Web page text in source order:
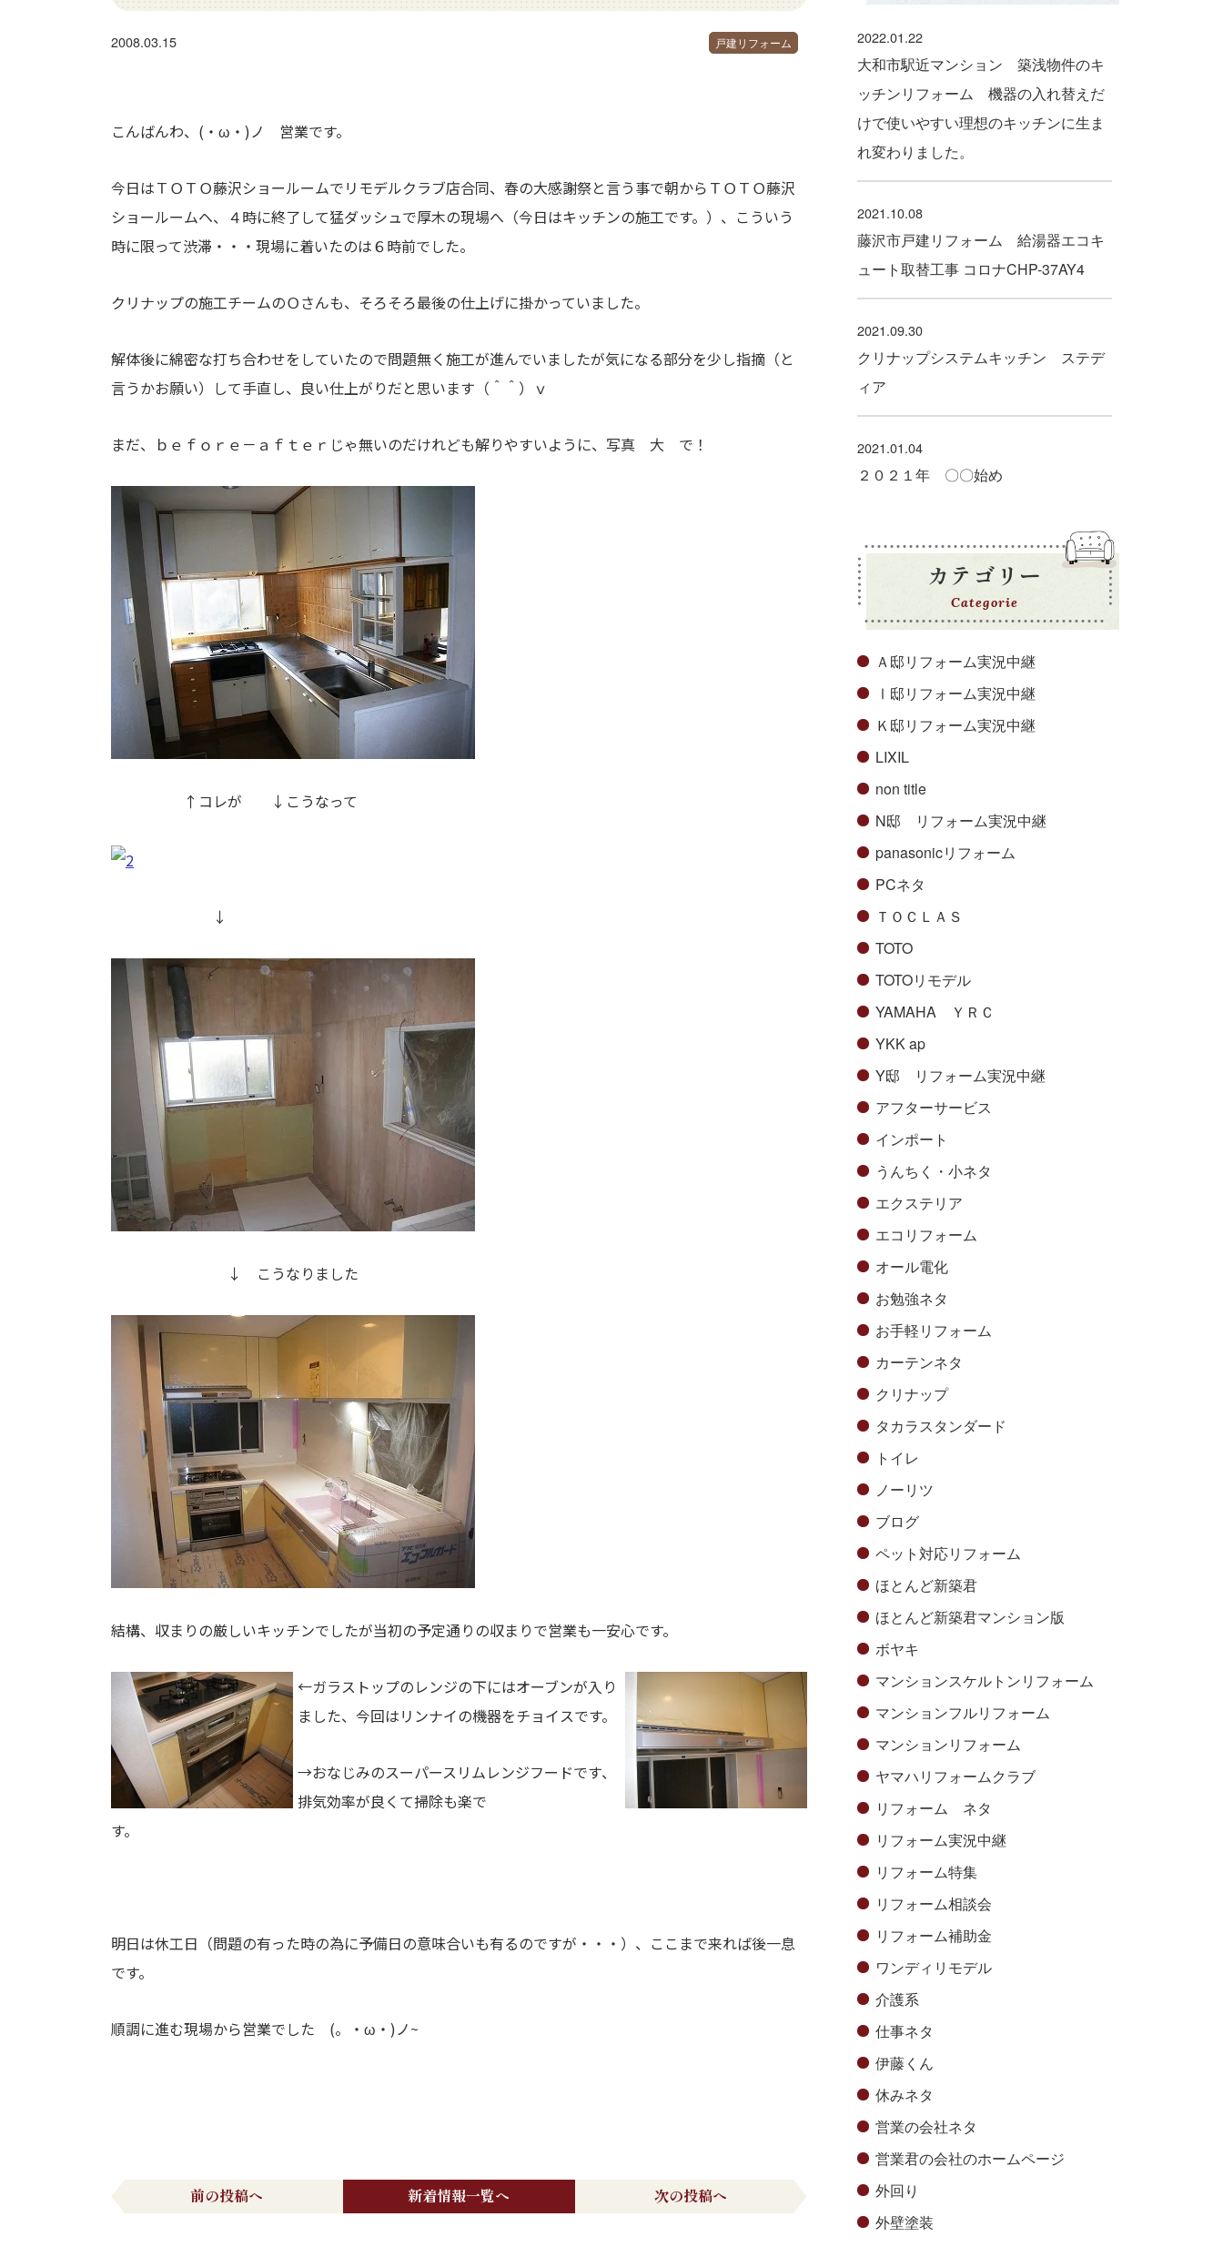
2008.03.15 戸建リフォーム
こんばんわ、(・ω・)ノ 営業です。
今日はＴＯＴＯ藤沢ショールームでリモデルクラブ店合同、春の大感謝祭と言う事で朝からＴＯＴＯ藤沢
ショールームヘ、４時に終了して猛ダッシュで厚木の現場へ（今日はキッチンの施工です。）、こういう
時に限って渋滞・・・現場に着いたのは６時前でした。
クリナップの施工チームのＯさんも、そろそろ最後の仕上げに掛かっていました。
解体後に綿密な打ち合わせをしていたので問題無く施工が進んでいましたが気になる部分を少し指摘（と
言うかお願い）して手直し、良い仕上がりだと思います（＾＾）ｖ
まだ、ｂｅｆｏｒｅ－ａｆｔｅｒじゃ無いのだけれども解りやすいように、写真 大 で！
↑コレが ↓こうなって
↓
↓ こうなりました
結構、収まりの厳しいキッチンでしたが当初の予定通りの収まりで営業も一安心です。
←ガラストップのレンジの下にはオーブンが入り
ました、今回はリンナイの機器をチョイスです。
→おなじみのスーパースリムレンジフードです、
排気効率が良くて掃除も楽で
す。
明日は休工日（問題の有った時の為に予備日の意味合いも有るのですが・・・）、ここまで来れば後一息
です。
順調に進む現場から営業でした (。・ω・)ノ~
前の投稿へ 新着情報一覧へ 次の投稿へ
2022.01.22
大和市駅近マンション 築浅物件のキ
ッチンリフォーム 機器の入れ替えだ
けで使いやすい理想のキッチンに生ま
れ変わりました。
2021.10.08
藤沢市戸建リフォーム 給湯器エコキ
ュート取替工事 コロナCHP-37AY4
2021.09.30
クリナップシステムキッチン ステデ
ィア
2021.01.04
２０２１年 〇〇始め
カテゴリー
Categorie
Ａ邸リフォーム実況中継
Ⅰ邸リフォーム実況中継
Ｋ邸リフォーム実況中継
LIXIL
non title
N邸 リフォーム実況中継
panasonicリフォーム
PCネタ
ＴＯＣＬＡＳ
TOTO
TOTOリモデル
YAMAHA ＹＲＣ
YKK ap
Y邸 リフォーム実況中継
アフターサービス
インポート
うんちく・小ネタ
エクステリア
エコリフォーム
オール電化
お勉強ネタ
お手軽リフォーム
カーテンネタ
クリナップ
タカラスタンダード
トイレ
ノーリツ
ブログ
ペット対応リフォーム
ほとんど新築君
ほとんど新築君マンション版
ボヤキ
マンションスケルトンリフォーム
マンションフルリフォーム
マンションリフォーム
ヤマハリフォームクラブ
リフォーム ネタ
リフォーム実況中継
リフォーム特集
リフォーム相談会
リフォーム補助金
ワンディリモデル
介護系
仕事ネタ
伊藤くん
休みネタ
営業の会社ネタ
営業君の会社のホームページ
外回り
外壁塗装